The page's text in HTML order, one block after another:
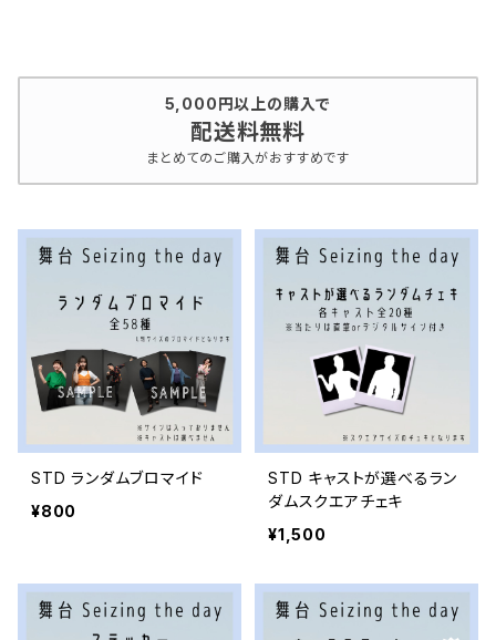
5,000円以上の購入で
配送料無料
まとめてのご購入がおすすめです
STD ランダムブロマイド
¥800
STD キャストが選べるラン
ダムスクエアチェキ
¥1,500